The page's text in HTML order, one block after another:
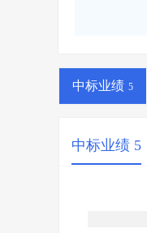
省库业绩查询
组合查询-广州>
中标业绩 5
中标业绩 5